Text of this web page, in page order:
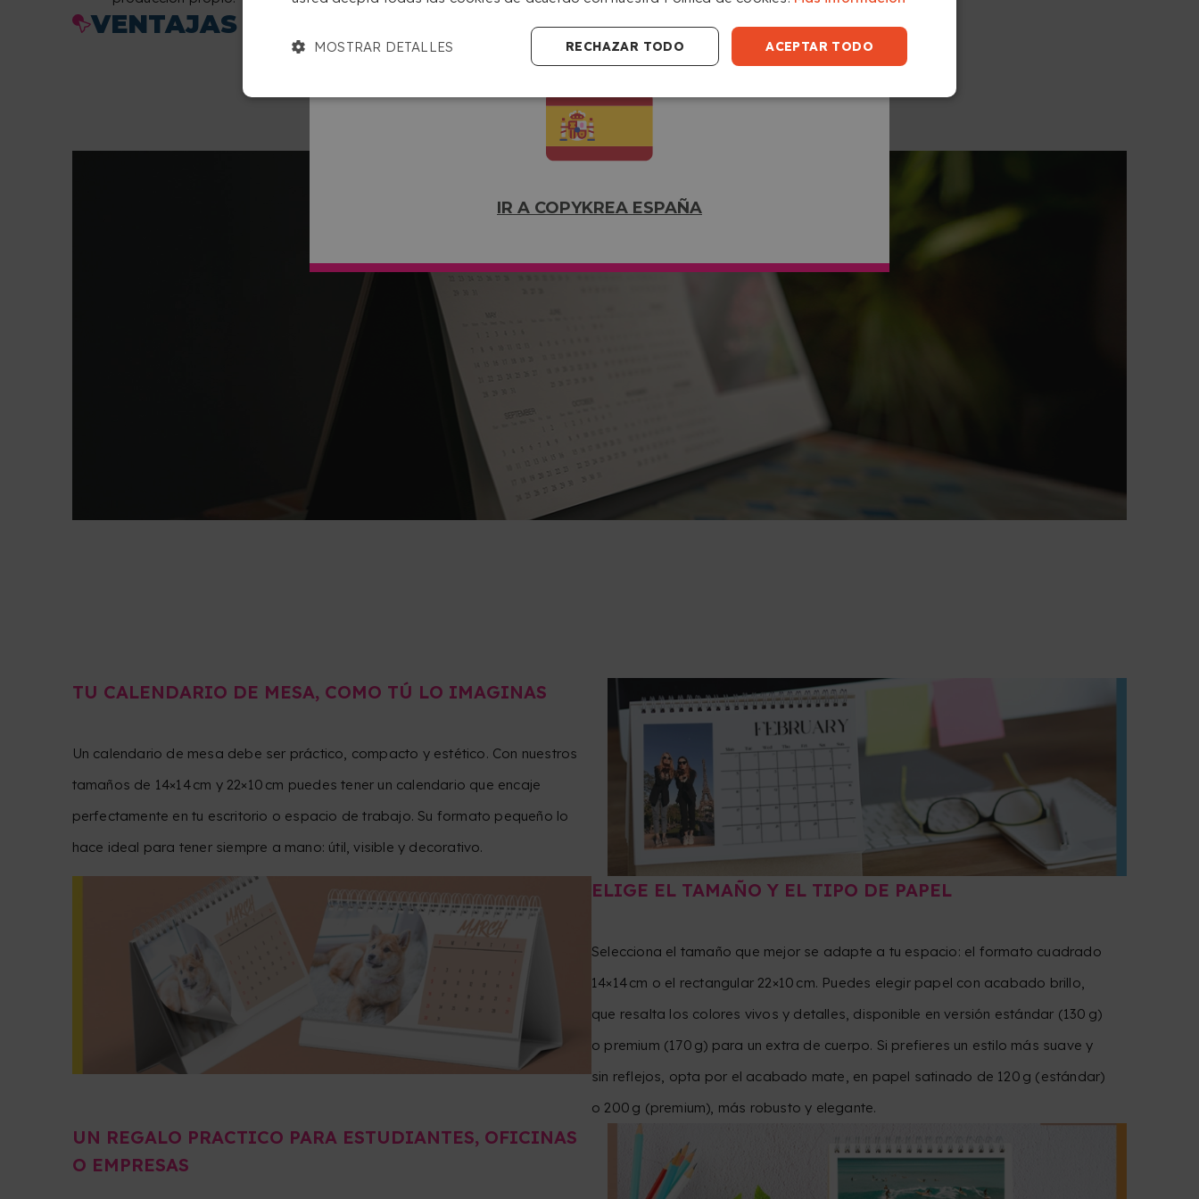
IR A COPYKREA USA
IR A COPYKREA ESPAÑA
VENTAJAS DE LOS CALENDARIOS DE MESA PERSONALIZADOS
TU CALENDARIO DE MESA, COMO TÚ LO IMAGINAS
Un calendario de mesa debe ser práctico, compacto y estético. Con nuestros
tamaños de 14×14 cm y 22×10 cm puedes tener un calendario que encaje
perfectamente en tu escritorio o espacio de trabajo. Su formato pequeño lo
hace ideal para tener siempre a mano: útil, visible y decorativo.
ELIGE EL TAMAÑO Y EL TIPO DE PAPEL
Selecciona el tamaño que mejor se adapte a tu espacio: el formato cuadrado
14×14 cm o el rectangular 22×10 cm. Puedes elegir papel con acabado brillo,
que resalta los colores vivos y detalles, disponible en versión estándar (130 g)
o premium (170 g) para un extra de cuerpo. Si prefieres un estilo más suave y
sin reflejos, opta por el acabado mate, en papel satinado de 120 g (estándar)
o 200 g (premium), más robusto y elegante.
UN REGALO PRACTICO PARA ESTUDIANTES, OFICINAS
O EMPRESAS
ACEPTAR TODO
RECHAZAR TODO
MOSTRAR DETALLES